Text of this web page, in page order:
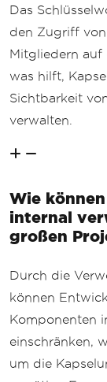
Das
den Zugriff
Mitgliedern auf
was hilft,
Sichtbarkeit
verwalten.
Wie
internal
großen
Durch die
können
Komponenten
einschränken,
um die